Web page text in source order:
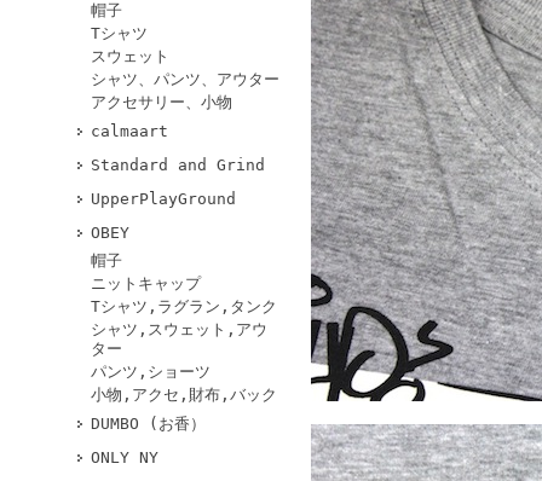
帽子
Tシャツ
スウェット
シャツ、パンツ、アウター
アクセサリー、小物
calmaart
Standard and Grind
UpperPlayGround
OBEY
帽子
ニットキャップ
Tシャツ,ラグラン,タンク
シャツ,スウェット,アウ
ター
パンツ,ショーツ
小物,アクセ,財布,バック
DUMBO (お香）
ONLY NY